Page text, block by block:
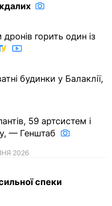
горить один із
будинки у Балаклії,
59 артсистем і
— Генштаб
2026
спеки